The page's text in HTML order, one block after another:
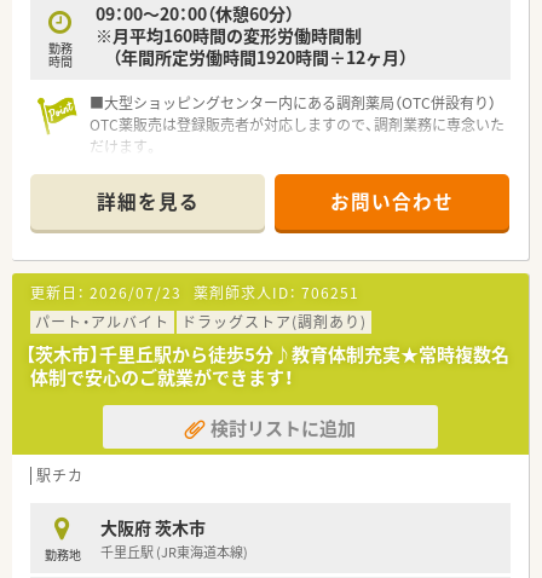
勤務
時間
09：00～20：00（休憩60分）
※月平均160時間の変形労働時間制
（年間所定労働時間1920時間÷12ヶ月）
■大型ショッピングセンター内にある調剤薬局（OTC併設有り）
OTC薬販売は登録販売者が対応しますので、調剤業務に専念いた
だけます。
長期休日20日は5日、10日、20日単位で連続取得することができ
ます。
国内・海外など旅行が趣味の方にもオススメ！
■選べる正社員制度！地域限定で勤務できる働き方も整えていま
す！
どちらも年3回の賞与（ボーナス）有り、モチベーションアップに
つながります♪
・地域専任職： 地域ブロック内勤務（ブロック内での転勤あり）
・総合職 ： 全国勤務（その分、給与高め）
★転居ともなう転勤を避けたい方は【契約社員（1年更新）】も選べ
ます。
詳細を見る お問い合わせ
更新日： 2026/07/23 薬剤師求人ID： 706251
パート・アルバイト
ドラッグストア(調剤あり)
【茨木市】千里丘駅から徒歩5分♪教育体制充実★常時複数名
体制で安心のご就業ができます！
検討リストに追加
駅チカ
勤務地
大阪府 茨木市
千里丘駅 (JR東海道本線)